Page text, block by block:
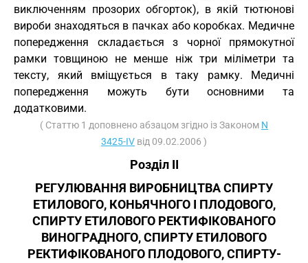
виключенням прозорих обгорток), в якій тютюнові
вироби знаходяться в пачках або коробках. Медичне
попередження складається з чорної прямокутної
рамки товщиною не менше ніж три міліметри та
тексту, який вміщується в таку рамку. Медичні
попередження можуть бути основними та
додатковими.
( Статтю 1 доповнено абзацом згідно із Законом N
3425-IV від 09.02.2006 )
Розділ II
РЕГУЛЮВАННЯ ВИРОБНИЦТВА СПИРТУ
ЕТИЛОВОГО, КОНЬЯЧНОГО І ПЛОДОВОГО,
СПИРТУ ЕТИЛОВОГО РЕКТИФІКОВАНОГО
ВИНОГРАДНОГО, СПИРТУ ЕТИЛОВОГО
РЕКТИФІКОВАНОГО ПЛОДОВОГО, СПИРТУ-